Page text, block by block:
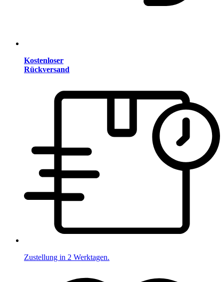
Kostenloser
Rückversand
Zustellung in 2 Werktagen.